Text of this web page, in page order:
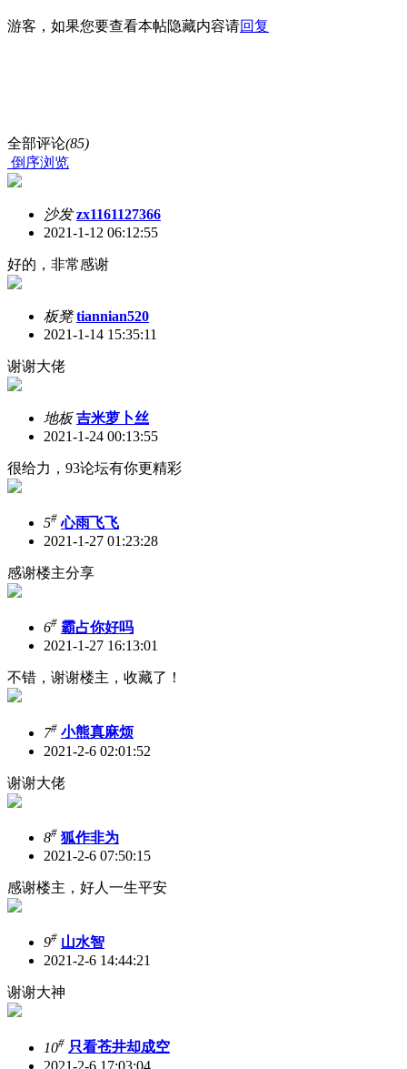
游客，如果您要查看本帖隐藏内容请回复
全部评论(85)
倒序浏览
沙发 zx1161127366
2021-1-12 06:12:55
好的，非常感谢
板凳 tiannian520
2021-1-14 15:35:11
谢谢大佬
地板 吉米萝卜丝
2021-1-24 00:13:55
很给力，93论坛有你更精彩
5# 心雨飞飞
2021-1-27 01:23:28
感谢楼主分享
6# 霸占你好吗
2021-1-27 16:13:01
不错，谢谢楼主，收藏了！
7# 小熊真麻烦
2021-2-6 02:01:52
谢谢大佬
8# 狐作非为
2021-2-6 07:50:15
感谢楼主，好人一生平安
9# 山水智
2021-2-6 14:44:21
谢谢大神
10# 只看苍井却成空
2021-2-6 17:03:04